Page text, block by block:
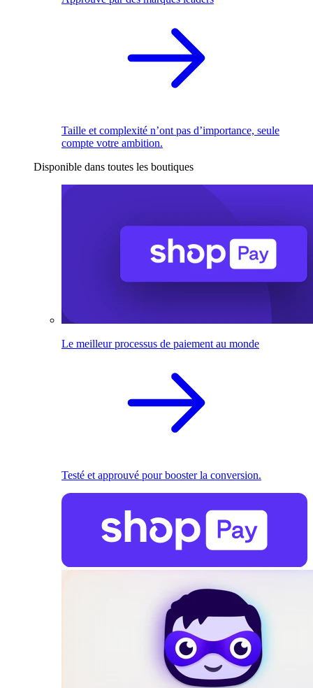
Taille et complexité n’ont pas d’importance, seule
compte votre ambition.
Disponible dans toutes les boutiques
Le meilleur processus de paiement au monde
Testé et approuvé pour booster la conversion.